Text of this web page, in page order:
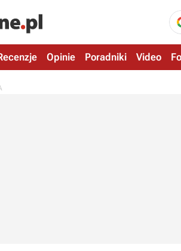
Opinie Poradniki Video